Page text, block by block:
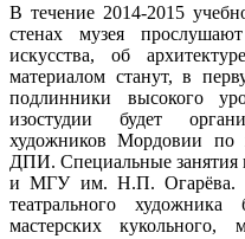
В течение 2014-2015
стенах музея
искусства, об
материалом станут, в
подлинники высокого
изостудии будет
художников Мордовии по
ДПИ. Специальные
и МГУ им. Н.П. Огарёва. А
театрального художника
мастерских кукольного,